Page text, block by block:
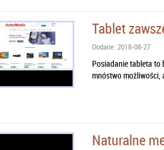
Tablet
Dodane: 2018-08-27
Posiadanie tableta to
mnóstwo możliwości,
Naturalne